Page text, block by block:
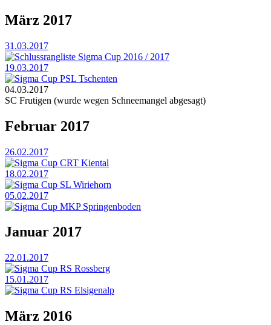
März 2017
31.03.2017
Schlussrangliste Sigma Cup 2016 / 2017
19.03.2017
Sigma Cup PSL Tschenten
04.03.2017
SC Frutigen (wurde wegen Schneemangel abgesagt)
Februar 2017
26.02.2017
Sigma Cup CRT Kiental
18.02.2017
Sigma Cup SL Wiriehorn
05.02.2017
Sigma Cup MKP Springenboden
Januar 2017
22.01.2017
Sigma Cup RS Rossberg
15.01.2017
Sigma Cup RS Elsigenalp
März 2016